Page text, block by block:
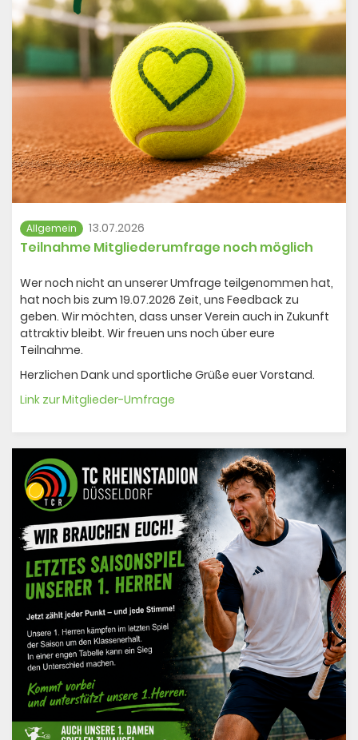
Allgemein 13.07.2026
Teilnahme Mitgliederumfrage noch möglich
Wer noch nicht an unserer Umfrage teilgenommen hat,
hat noch bis zum 19.07.2026 Zeit, uns Feedback zu
geben. Wir möchten, dass unser Verein auch in Zukunft
attraktiv bleibt. Wir freuen uns noch über eure
Teilnahme.
Herzlichen Dank und sportliche Grüße euer Vorstand.
Link zur Mitglieder-Umfrage